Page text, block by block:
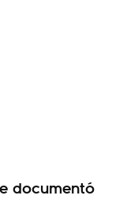
documentó